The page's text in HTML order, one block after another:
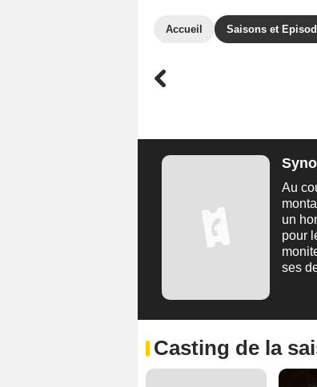
Accueil Saisons et
Au
un
pour
ses
Casting de la